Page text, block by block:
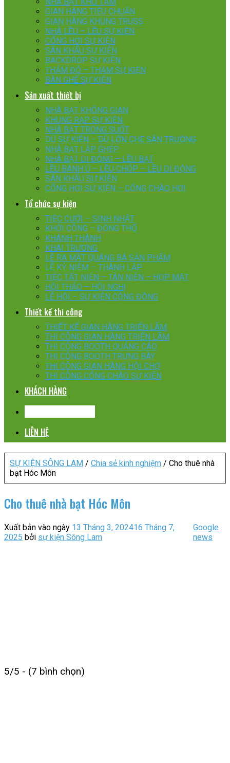
GIAN HÀNG TIÊU CHUẨN
GIAN HÀNG KHUNG TRUSS
NHÀ LỀU – LỀU SỰ KIỆN
CỔNG HƠI SỰ KIỆN
SÂN KHẤU SỰ KIỆN
BACKDROP SỰ KIỆN
THẢM ĐỎ – THẢM SỰ KIỆN
BÀN GHẾ SỰ KIỆN
Sản xuất thiết bị
NHÀ BẠT KHÔNG GIAN
KHUNG RẠP SỰ KIỆN
NHÀ BẠT TRONG SUỐT
DÙ SỰ KIỆN – DÙ LỚN CHE SÂN TRƯỜNG
NHÀ BẠT LẮP GHÉP
NHÀ BẠT DI ĐỘNG – LỀU BẠT
LỀU BÁNH Ú – LỀU CHÓP – LỀU DI ĐỘNG
SÂN KHẤU SỰ KIỆN
CỔNG HƠI SỰ KIỆN – CỔNG CHÀO HƠI
Tổ chức sự kiện
TIỆC CƯỚI – SINH NHẬT
KHỞI CÔNG – ĐỘNG THỔ
KHÁNH THÀNH
KHAI TRƯƠNG
LỄ RA MẮT QUÁNG BÁ SẢN PHẨM
LỄ KỶ NIỆM – THÀNH LẬP
TIỆC TẤT NIÊN – TÂN NIÊN – HỌP MẶT
HỘI THẢO – HỘI NGHỊ
LỄ HỘI – SỰ KIỆN CỘNG ĐỒNG
Thiết kế thi công
THIẾT KẾ GIAN HÀNG TRIỂN LÃM
THI CÔNG GIAN HÀNG TRIỂN LÃM
THI CÔNG BOOTH QUẢNG CÁO
THI CÔNG BOOTH TRƯNG BÀY
THI CÔNG GIAN HÀNG HỘI CHỢ
THI CÔNG CỔNG CHÀO SỰ KIỆN
KHÁCH HÀNG
LIÊN HỆ
SỰ KIỆN SÔNG LAM / Chia sẻ kinh nghiệm / Cho thuê nhà
bạt Hóc Môn
Cho thuê nhà bạt Hóc Môn
Xuất bản vào ngày 13 Tháng 3, 202416 Tháng 7,
2025 bởi sự kiện Sông Lam
Google
news
5/5 - (7 bình chọn)